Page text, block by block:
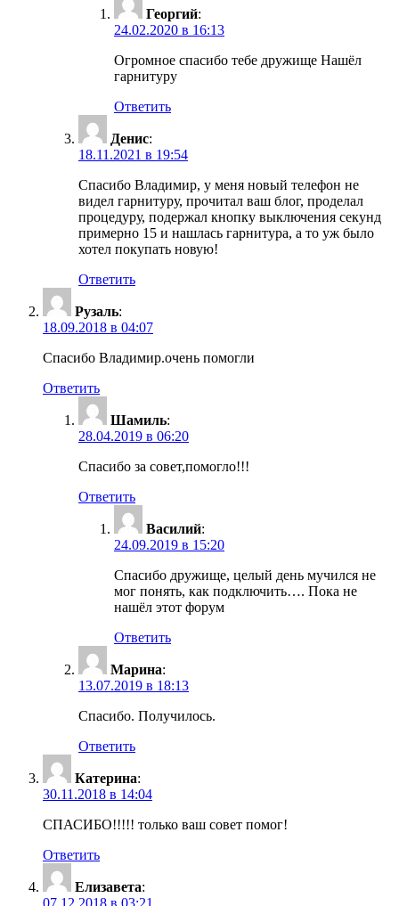
Георгий:
24.02.2020 в 16:13
Огромное спасибо тебе дружище Нашёл
гарнитуру
Ответить
Денис:
18.11.2021 в 19:54
Спасибо Владимир, у меня новый телефон не
видел гарнитуру, прочитал ваш блог, проделал
процедуру, подержал кнопку выключения секунд
примерно 15 и нашлась гарнитура, а то уж было
хотел покупать новую!
Ответить
Рузаль:
18.09.2018 в 04:07
Спасибо Владимир.очень помогли
Ответить
Шамиль:
28.04.2019 в 06:20
Спасибо за совет,помогло!!!
Ответить
Василий:
24.09.2019 в 15:20
Спасибо дружище, целый день мучился не
мог понять, как подключить…. Пока не
нашёл этот форум
Ответить
Марина:
13.07.2019 в 18:13
Спасибо. Получилось.
Ответить
Катерина:
30.11.2018 в 14:04
СПАСИБО!!!!! только ваш совет помог!
Ответить
Елизавета: